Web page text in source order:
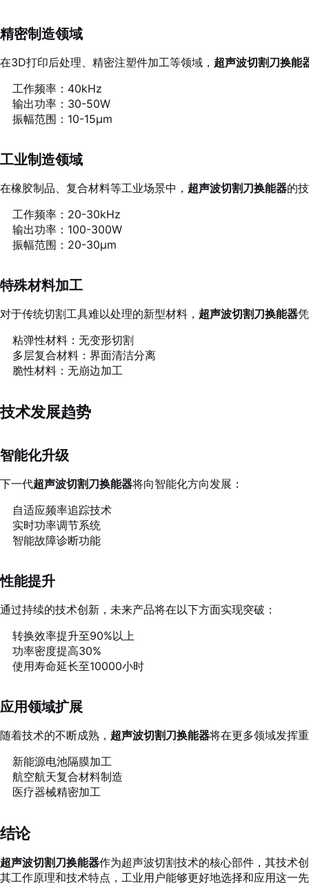
精密制造领域
在3D打印后处理、精密注塑件加工等领域， 超声波切割刀换能
工作频率：40kHz
输出功率：30-50W
振幅范围：10-15μm
工业制造领域
在橡胶制品、复合材料等工业场景中， 超声波切割刀换能器的
工作频率：20-30kHz
输出功率：100-300W
振幅范围：20-30μm
特殊材料加工
对于传统切割工具难以处理的新型材料， 超声波切割刀换能器
粘弹性材料：无变形切割
多层复合材料：界面清洁分离
脆性材料：无崩边加工
技术发展趋势
智能化升级
下一代超声波切割刀换能器将向智能化方向发展：
自适应频率追踪技术
实时功率调节系统
智能故障诊断功能
性能提升
通过持续的技术创新，未来产品将在以下方面实现突破：
转换效率提升至90%以上
功率密度提高30%
使用寿命延长至10000小时
应用领域扩展
随着技术的不断成熟， 超声波切割刀换能器将在更多领域发挥
新能源电池隔膜加工
航空航天复合材料制造
医疗器械精密加工
结论
超声波切割刀换能器作为超声波切割技术的核心部件，其技术
其工作原理和技术特点，工业用户能够更好地选择和应用这一